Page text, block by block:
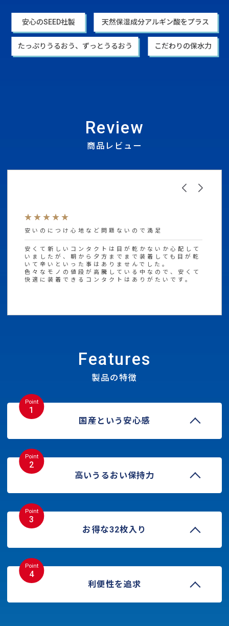
安心のSEED社製 天然保湿成分アルギン酸をプラス
たっぷりうるおう、ずっとうるおう こだわりの保水力
Review
商品レビュー
安いのにつけ心地など問題ないので満足
安くて新しいコンタクトは目が乾かないか心配して
いましたが、朝から夕方までまで装着しても目が乾
いて辛いといった事はありませんでした。
色々なモノの値段が高騰している中なので、安くて
快適に装着できるコンタクトはありがたいです。
Features
製品の特徴
Point
1
国産という安心感
Point
2
高いうるおい保持力
Point
3
お得な32枚入り
Point
4
利便性を追求